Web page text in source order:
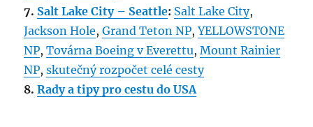
7. Salt Lake City – Seattle: Salt Lake City,
Jackson Hole,Grand Teton NP,YELLOWSTONE
NP,Továrna Boeing v Everettu,Mount Rainier
NP,skutečný rozpočet celé cesty
8.Rady a tipy pro cestu do USA